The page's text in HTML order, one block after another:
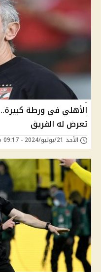
الأهلي في ورطة
تعرض له الفريق
الأحد 21/يوليو/2024 - 09:17 م